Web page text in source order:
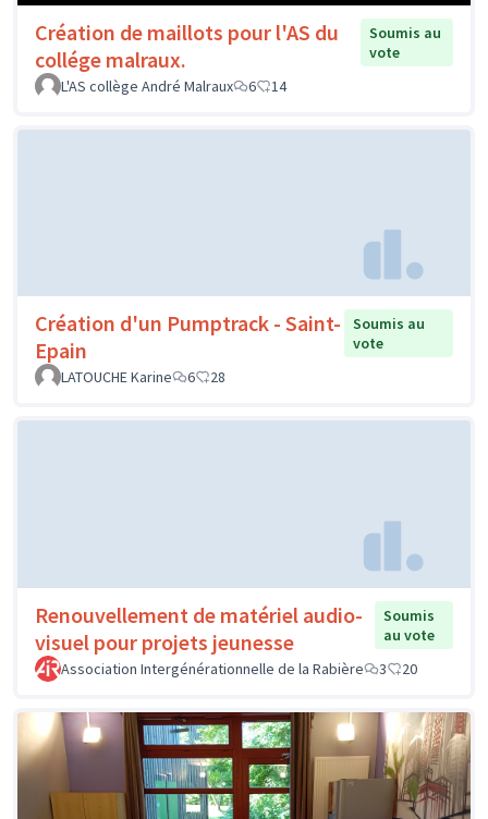
Création de maillots pour l'AS du
collége malraux.
Soumis au
vote
L'AS collège André Malraux
6 14
Création d'un Pumptrack - Saint-
Epain
Soumis au
vote
LATOUCHE Karine
6 28
Renouvellement de matériel audio-
visuel pour projets jeunesse
Soumis
au vote
Association Intergénérationnelle de la Rabière
3 20